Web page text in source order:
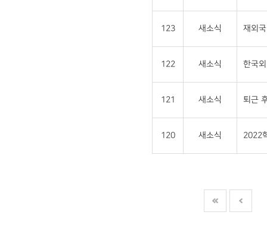
123 새소식 재외
122 새소식 한국
121 새소식 퇴근
120 새소식 2022